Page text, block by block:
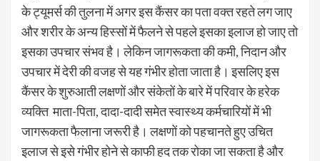
के ट्यूमर्स की तुलना में अगर इस कैंसर का पता वक्त रहते लग जाए
और शरीर के अन्य हिस्सों में फैलने से पहले इसका इलाज हो जाए तो
इसका उपचार संभव है। लेकिन जागरूकता की कमी, निदान और
उपचार में देरी की वजह से यह गंभीर होता जाता है। इसलिए इस
कैंसर के शुरुआती लक्षणों और संकेतों के बारे में परिवार के हरेक
व्यक्ति माता-पिता, दादा-दादी समेत स्वास्थ्य कर्मचारियों में भी
जागरूकता फैलाना जरूरी है। लक्षणों को पहचानते हुए उचित
इलाज से इसे गंभीर होने से काफी हद तक रोका जा सकता है और